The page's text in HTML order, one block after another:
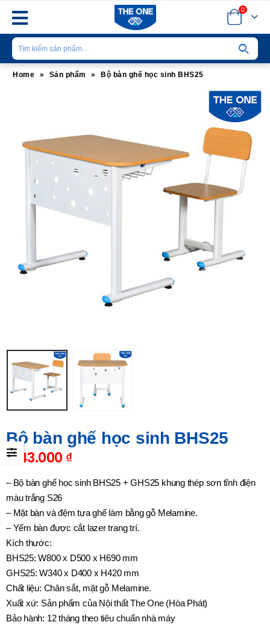
0
Home » Sản phẩm » Bộ bàn ghế học sinh BHS25
Bộ bàn ghế học sinh BHS25
1.143.000 ₫
– Bộ bàn ghế học sinh BHS25 + GHS25 khung thép sơn tĩnh điện
màu trắng S26
– Mặt bàn và đệm tựa ghế làm bằng gỗ Melamine.
– Yếm bàn được cắt lazer trang trí.
Kích thước:
BHS25: W800 x D500 x H690 mm
GHS25: W340 x D400 x H420 mm
Chất liệu: Chân sắt, mặt gỗ Melamine.
Xuất xứ: Sản phẩm của Nội thất The One (Hòa Phát)
Bảo hành: 12 tháng theo tiêu chuẩn nhà máy